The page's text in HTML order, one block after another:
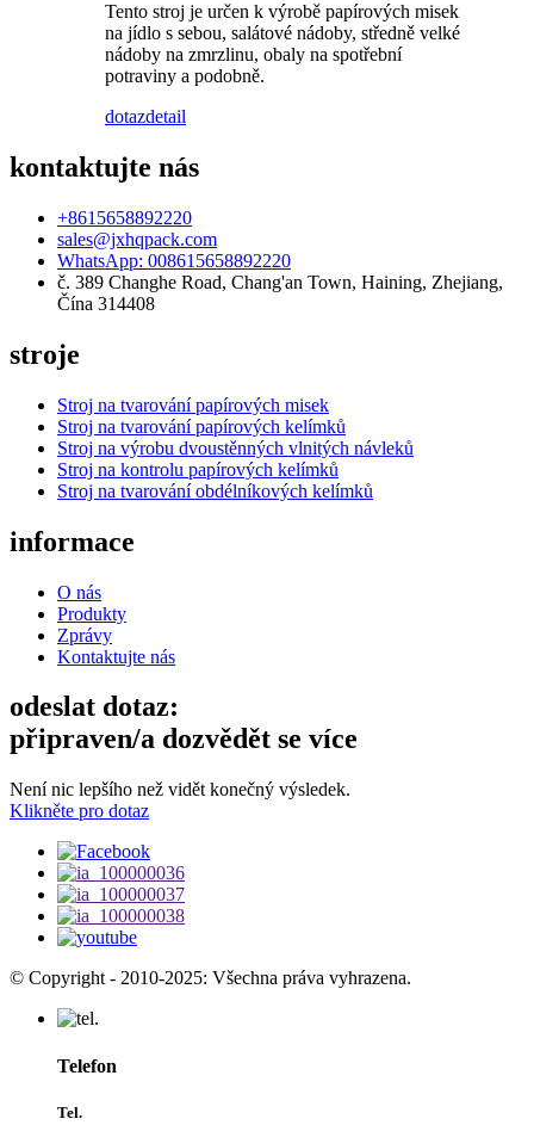
Tento stroj je určen k výrobě papírových misek
na jídlo s sebou, salátové nádoby, středně velké
nádoby na zmrzlinu, obaly na spotřební
potraviny a podobně.
dotazdetail
kontaktujte nás
+8615658892220
sales@jxhqpack.com
WhatsApp: 008615658892220
č. 389 Changhe Road, Chang'an Town, Haining, Zhejiang,
Čína 314408
stroje
Stroj na tvarování papírových misek
Stroj na tvarování papírových kelímků
Stroj na výrobu dvoustěnných vlnitých návleků
Stroj na kontrolu papírových kelímků
Stroj na tvarování obdélníkových kelímků
informace
O nás
Produkty
Zprávy
Kontaktujte nás
odeslat dotaz:
připraven/a dozvědět se více
Není nic lepšího než vidět konečný výsledek.
Klikněte pro dotaz
© Copyright - 2010-2025: Všechna práva vyhrazena.
Telefon
Tel.